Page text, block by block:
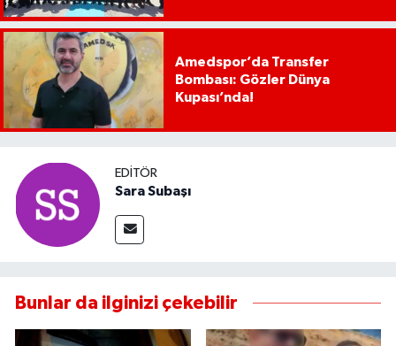
Amedspor’da Transfer
Bombası: Gözler Dünya
Kupası’nda!
EDITÖR
Sara Subaşı
Bunlar da ilginizi çekebilir